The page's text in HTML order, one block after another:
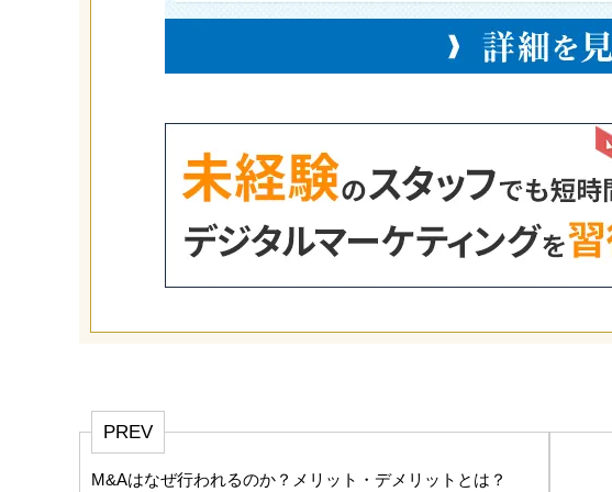
PREV
M&Aはなぜ行われるのか？メリット・デメリットとは？